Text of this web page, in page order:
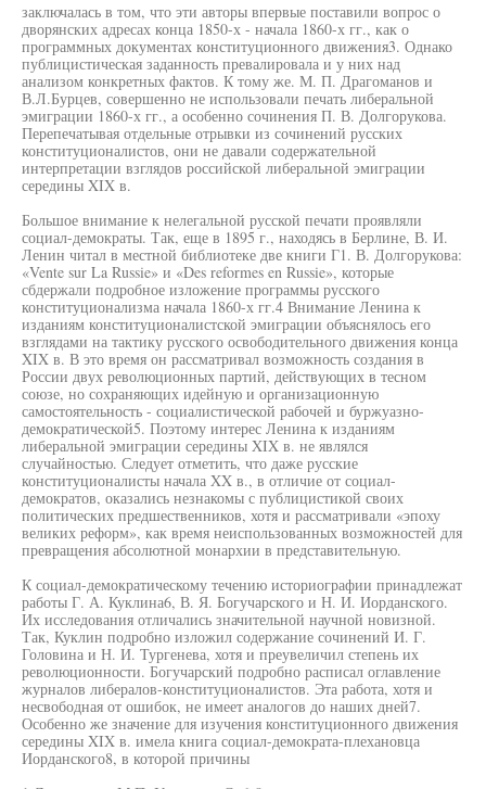
заключалась в том, что эти авторы впервые поставили вопрос о
дворянских адресах конца 1850-х - начала 1860-х гг., как о
программных документах конституционного движения3. Однако
публицистическая заданность превалировала и у них над
анализом конкретных фактов. К тому же. М. П. Драгоманов и
В.Л.Бурцев, совершенно не использовали печать либеральной
эмиграции 1860-х гг., а особенно сочинения П. В. Долгорукова.
Перепечатывая отдельные отрывки из сочинений русских
конституционалистов, они не давали содержательной
интерпретации взглядов российской либеральной эмиграции
середины XIX в.
Большое внимание к нелегальной русской печати проявляли
социал-демократы. Так, еще в 1895 г., находясь в Берлине, В. И.
Ленин читал в местной библиотеке две книги Г1. В. Долгорукова:
«Vente sur La Russie» и «Des reformes en Russie», которые
сбдержали подробное изложение программы русского
конституционализма начала 1860-х гг.4 Внимание Ленина к
изданиям конституционалистской эмиграции объяснялось его
взглядами на тактику русского освободительного движения конца
XIX в. В это время он рассматривал возможность создания в
России двух революционных партий, действующих в тесном
союзе, но сохраняющих идейную и организационную
самостоятельность - социалистической рабочей и буржуазно-
демократической5. Поэтому интерес Ленина к изданиям
либеральной эмиграции середины XIX в. не являлся
случайностью. Следует отметить, что даже русские
конституционалисты начала XX в., в отличие от социал-
демократов, оказались незнакомы с публицистикой своих
политических предшественников, хотя и рассматривали «эпоху
великих реформ», как время неиспользованных возможностей для
превращения абсолютной монархии в представительную.
К социал-демократическому течению историографии принадлежат
работы Г. А. Куклина6, В. Я. Богучарского и Н. И. Иорданского.
Их исследования отличались значительной научной новизной.
Так, Куклин подробно изложил содержание сочинений И. Г.
Головина и Н. И. Тургенева, хотя и преувеличил степень их
революционности. Богучарский подробно расписал оглавление
журналов либералов-конституционалистов. Эта работа, хотя и
несвободная от ошибок, не имеет аналогов до наших дней7.
Особенно же значение для изучения конституционного движения
середины XIX в. имела книга социал-демократа-плехановца
Иорданского8, в которой причины